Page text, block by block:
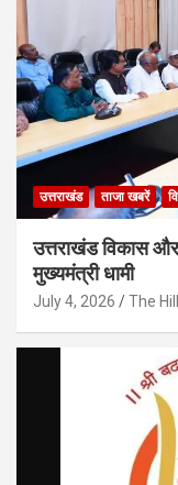
उत्तराखंड ताजा खबरें
उत्तराखंड विकास
मुख्यमंत्री धामी
July 4, 2026 The